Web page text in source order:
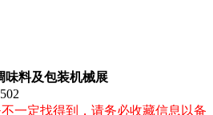
味料及包装机械展
一定找得到，请务必收藏信息以备